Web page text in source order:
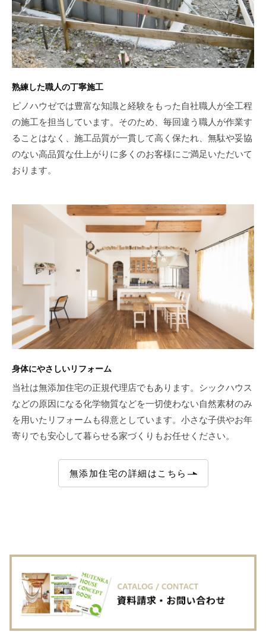
熟練した職人の丁寧施工
ピノハウゼでは豊富な知識と経験をもった自社職人が全工程
の施工を担当しています。そのため、毎回違う職人が作業す
ることはなく、施工品質が一貫して高く保たれ、無駄や妥協
のない高品質な仕上がりに多くのお客様にご満足いただいて
おります。
身体にやさしいリフォーム
当社は無添加住宅の正規代理店でもあります。シックハウス
などの原因になる化学物質などを一切使わない自然素材のみ
を用いたリフォームも得意としています。小さな子供やお年
寄りでも安心して暮らせる家づくりもお任せください。
無添加住宅の詳細はこちら